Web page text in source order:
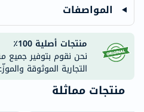
المواصفات
منتجات أصلية 100٪
نحن نقوم بتوفير جميع
التجارية الموثوقة
منتجات مماثلة